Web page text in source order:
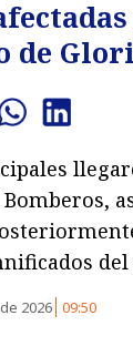
de
2026 09:50